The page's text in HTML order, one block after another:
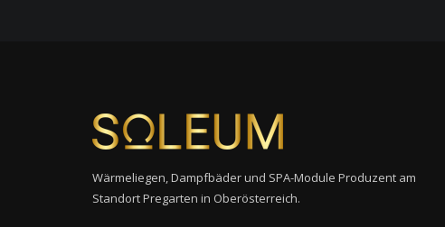
Wärmeliegen, Dampfbäder und SPA-Module Produzent am
Standort Pregarten in Oberösterreich.